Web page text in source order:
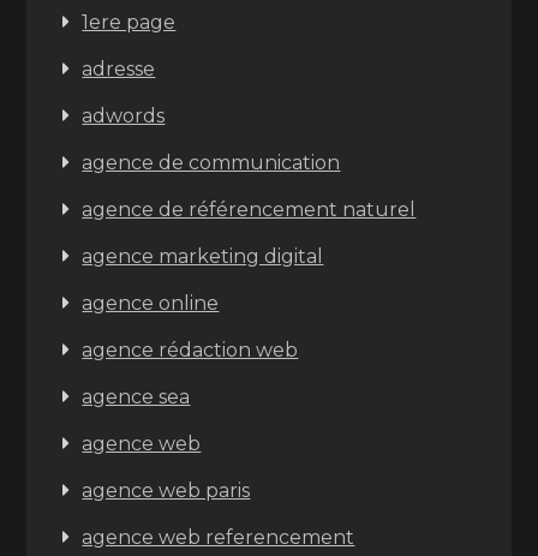
1ere page
adresse
adwords
agence de communication
agence de référencement naturel
agence marketing digital
agence online
agence rédaction web
agence sea
agence web
agence web paris
agence web referencement